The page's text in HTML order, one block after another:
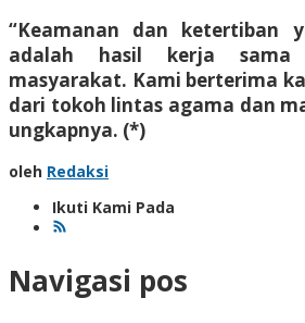
“Keamanan dan ketertiban
adalah hasil kerja sama
masyarakat. Kami berterima
dari tokoh lintas agama dan
ungkapnya. (*)
oleh Redaksi
Ikuti Kami Pada
Navigasi pos